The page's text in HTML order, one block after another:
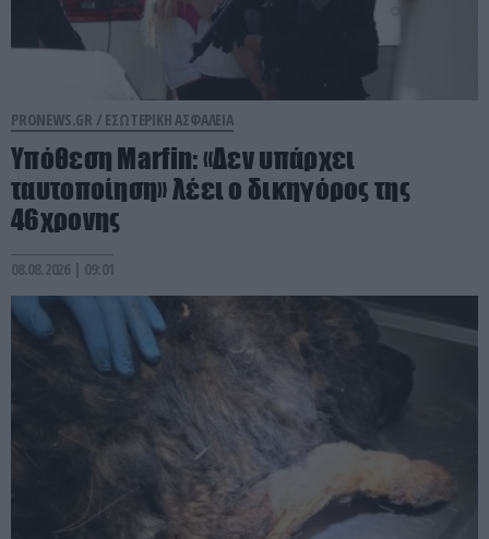
PRONEWS.GR / ΕΣΩΤΕΡΙΚΗ ΑΣΦΑΛΕΙΑ
Υπόθεση Marfin: «Δεν υπάρχει
ταυτοποίηση» λέει ο δικηγόρος της
46χρονης
08.08.2026 | 09:01